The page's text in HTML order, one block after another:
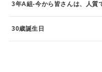
3年A組-今から皆さんは、人質
30歳誕生日